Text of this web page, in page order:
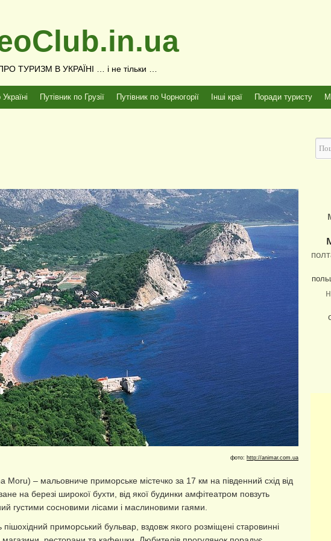
ТУРИЗМ В УКРАЇНІ … і не тільки …
Путівник по Грузії Путівник по Чорногорії Інші краї Поради туристу
фото: http://animar.com.ua
Moru) – мальовниче приморське містечко за 17 км на південний схід від
на березі широкої бухти, від якої будинки амфітеатром повзуть
густими сосновими лісами і маслиновими гаями.
пішохідний приморський бульвар, вздовж якого розміщені старовинні